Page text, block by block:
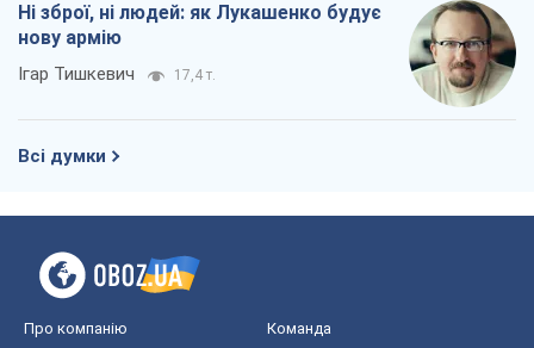
Ні зброї, ні людей: як Лукашенко будує
нову армію
Ігар Тишкевич 17,4 т.
Всі думки
Про компанію Команда